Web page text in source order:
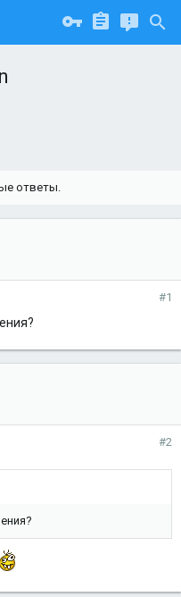
ответы.
#1
#2